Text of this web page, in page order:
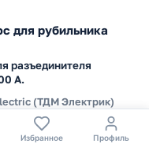
для рубильника
разъединителя
А.
(ТДМ Электрик)
Аксессуары A
3
Избранное Профиль